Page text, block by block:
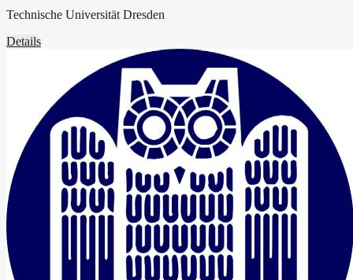
Technische Universität Dresden
Details